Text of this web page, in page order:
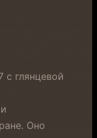
с глянцевой
Оно